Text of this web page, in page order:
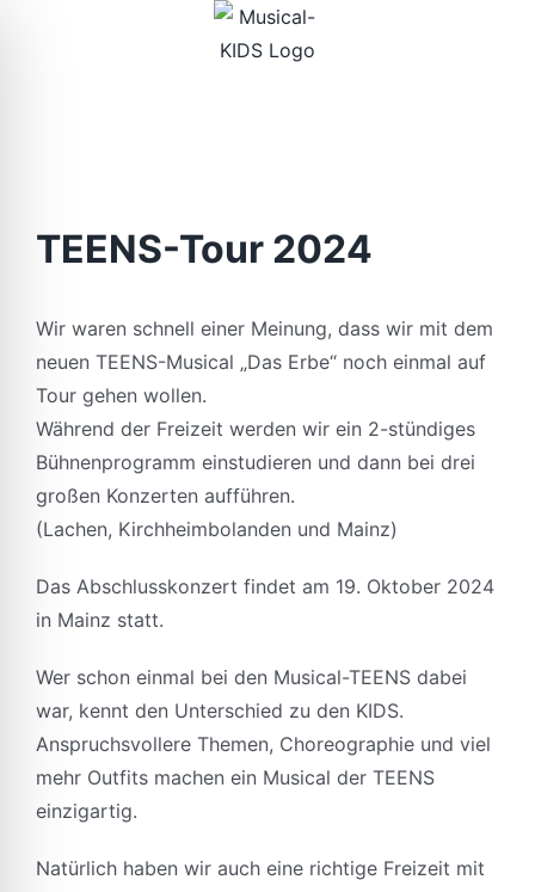
TEENS-Tour 2024
Wir waren schnell einer Meinung, dass wir mit dem
neuen TEENS-Musical „Das Erbe“ noch einmal auf
Tour gehen wollen.
Während der Freizeit werden wir ein 2-stündiges
Bühnenprogramm einstudieren und dann bei drei
großen Konzerten aufführen.
(Lachen, Kirchheimbolanden und Mainz)
Das Abschlusskonzert findet am 19. Oktober 2024
in Mainz statt.
Wer schon einmal bei den Musical-TEENS dabei
war, kennt den Unterschied zu den KIDS.
Anspruchsvollere Themen, Choreographie und viel
mehr Outfits machen ein Musical der TEENS
einzigartig.
Natürlich haben wir auch eine richtige Freizeit mit